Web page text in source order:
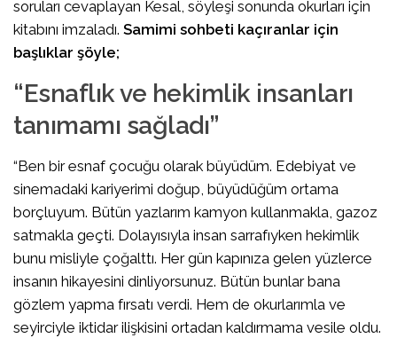
soruları cevaplayan Kesal, söyleşi sonunda okurları için
kitabını imzaladı. Samimi sohbeti kaçıranlar için
başlıklar şöyle;
“Esnaflık ve hekimlik insanları
tanımamı sağladı”
“Ben bir esnaf çocuğu olarak büyüdüm. Edebiyat ve
sinemadaki kariyerimi doğup, büyüdüğüm ortama
borçluyum. Bütün yazlarım kamyon kullanmakla, gazoz
satmakla geçti. Dolayısıyla insan sarrafıyken hekimlik
bunu misliyle çoğalttı. Her gün kapınıza gelen yüzlerce
insanın hikayesini dinliyorsunuz. Bütün bunlar bana
gözlem yapma fırsatı verdi. Hem de okurlarımla ve
seyirciyle iktidar ilişkisini ortadan kaldırmama vesile oldu.